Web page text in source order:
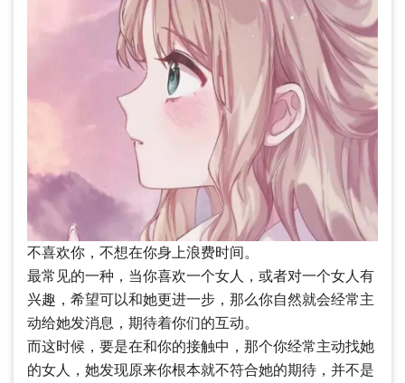
不喜欢你，不想在你身上浪费时间。
最常见的一种，当你喜欢一个女人，或者对一个女人有
兴趣，希望可以和她更进一步，那么你自然就会经常主
动给她发消息，期待着你们的互动。
而这时候，要是在和你的接触中，那个你经常主动找她
的女人，她发现原来你根本就不符合她的期待，并不是